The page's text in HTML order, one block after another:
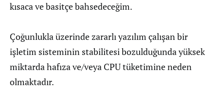
kısaca ve basitçe bahsedeceğim.
Çoğunlukla üzerinde zararlı yazılım çalışan bir
işletim sisteminin stabilitesi bozulduğunda yüksek
miktarda hafıza ve/veya CPU tüketimine neden
olmaktadır.